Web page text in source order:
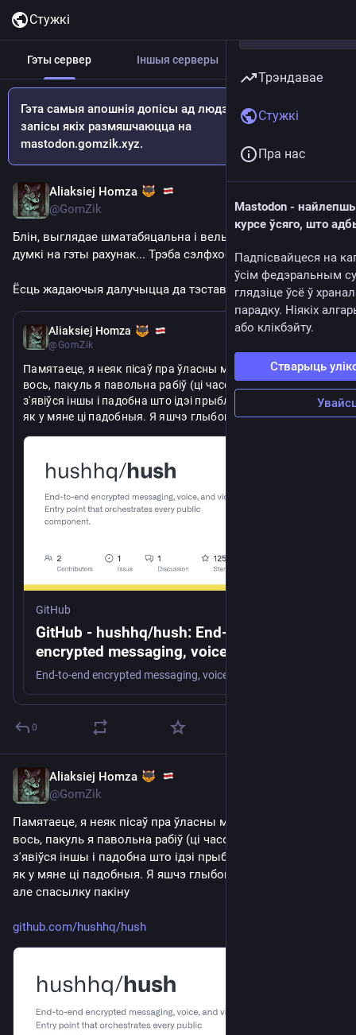
Стужкі
Гэты сервер Іншыя серверы
Гэта самыя апошнія допісы ад людзей, уліковыя
запісы якіх размяшчаюцца на
mastodon.gomzik.xyz.
Aliaksiej Homza
@GomZik
Блін, выглядае шматабяцальна і вельмі падобна на мае
думкі на гэты рахунак... Трэба сэлфхосціць карацей!
Ёсць жадаючыя далучыцца да тэставання?
May 27
Aliaksiej Homza
@GomZik
Памятаеце, я неяк пісаў пра ўласны мэсэнджэр? Дык
вось, пакуль я павольна рабіў (ці часова не рабіў) свой,
з'явіўся іншы і падобна што ідэі прыблізна тыя ж самыя
як у мяне ці падобныя. Я яшчэ глыбока яго не
github.com/hushhq/hush
GitHub
GitHub - hushhq/hush: End-to-end
encrypted messaging, voice, and video.
Entry point that orchestrates every public
component.
0
Aliaksiej Homza
@GomZik
Памятаеце, я неяк пісаў пра ўласны мэсэнджэр? Дык
вось, пакуль я павольна рабіў (ці часова не рабіў) свой,
з'явіўся іншы і падобна што ідэі прыблізна тыя ж самыя
як у мяне ці падобныя. Я яшчэ глыбока яго не даследваў,
але спасылку пакіну
github.com/hushhq/hush
Трэндавае
Стужкі
Пра нас
Mastodon -
курсе ўсяго, што
Падпісвайцеся на
ўсім федэральным
глядзіце ўсё ў
парадку. Ніякіх
або клікбэйту.
Стварыць